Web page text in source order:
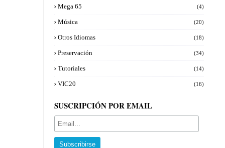
Mega 65 (4)
Música (20)
Otros Idiomas (18)
Preservación (34)
Tutoriales (14)
VIC20 (16)
SUSCRIPCIÓN POR EMAIL